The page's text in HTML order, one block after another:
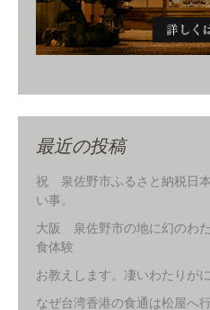
最近の投稿
祝 泉佐野市ふるさと納税
い事。
大阪 泉佐野市の地に幻のわ
食体験
お教えします。凄いわたりが
なぜ台湾香港の食通は松屋へ